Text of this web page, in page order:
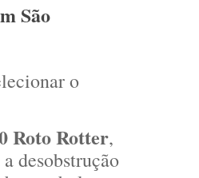
São
o
Roto Rotter,
desobstrução